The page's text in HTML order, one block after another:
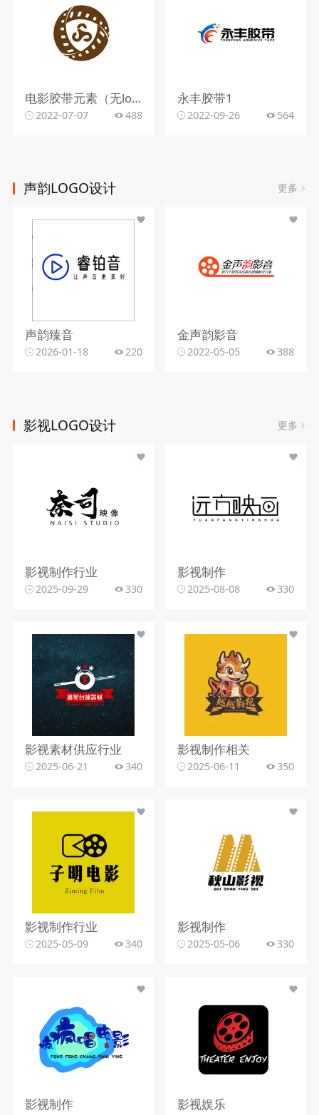
电影胶带元素（无logo名称）
2022-07-07 488
永丰胶带1
2022-09-26 564
声韵LOGO设计 更多
声韵臻音
2026-01-18 220
金声韵影音
2022-05-05 388
影视LOGO设计 更多
影视制作行业
2025-09-29 330
影视制作
2025-08-08 330
影视素材供应行业
2025-06-21 340
影视制作相关
2025-06-11 350
影视制作行业
2025-05-09 340
影视制作
2025-05-06 330
影视制作 影视娱乐